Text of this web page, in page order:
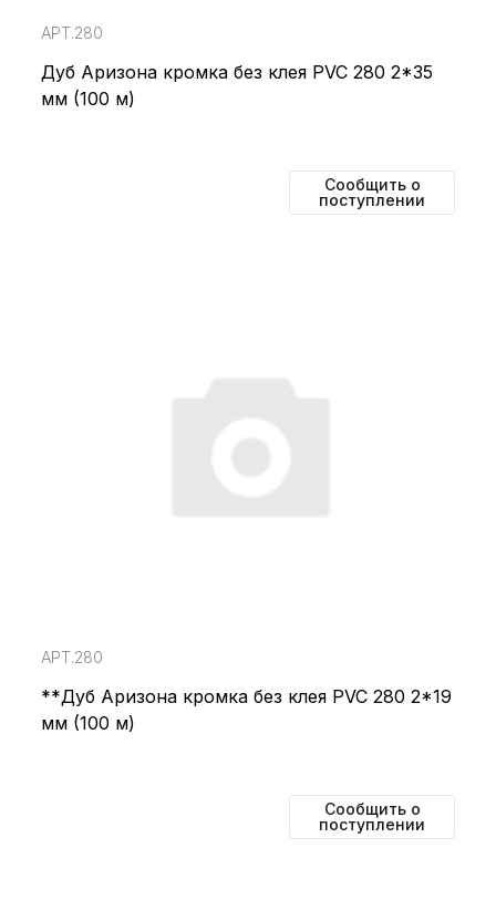
АРТ.280
Дуб Аризона кромка без клея PVC 280 2*35
мм (100 м)
Сообщить о
поступлении
АРТ.280
**Дуб Аризона кромка без клея PVC 280 2*19
мм (100 м)
Сообщить о
поступлении